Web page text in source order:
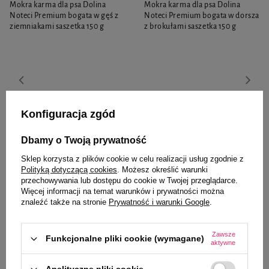
Mokra karma dla psa Dolina
Noteci Premium bogata w gęś z
ziemniakami saszetka 150 g
- +
Do koszyka
Mokra karma dla psa Dolina
Noteci Premium bogata w dorsza
z brokułami saszetka 150 g
Do koszyka
Wybrane specjalnie dla
Konfiguracja zgód
Dbamy o Twoją prywatność
Sklep korzysta z plików cookie w celu realizacji usług zgodnie z
Polityką dotyczącą cookies. Możesz określić warunki
przechowywania lub dostępu do cookie w Twojej przeglądarce.
Więcej informacji na temat warunków i prywatności można
znaleźć także na stronie Prywatność i warunki Google.
Funkcjonalne pliki cookie (wymagane)
Zawsze
aktywne